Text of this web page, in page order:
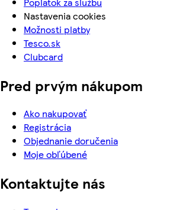
Nastavenia cookies
Možnosti platby
Tesco.sk
Clubcard
Pred prvým nákupom
Ako nakupovať
Registrácia
Objednanie doručenia
Moje obľúbené
Kontaktujte nás